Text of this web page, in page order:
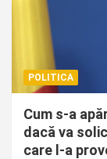
POLITICA
Cum s-a
dacă va
care l-a